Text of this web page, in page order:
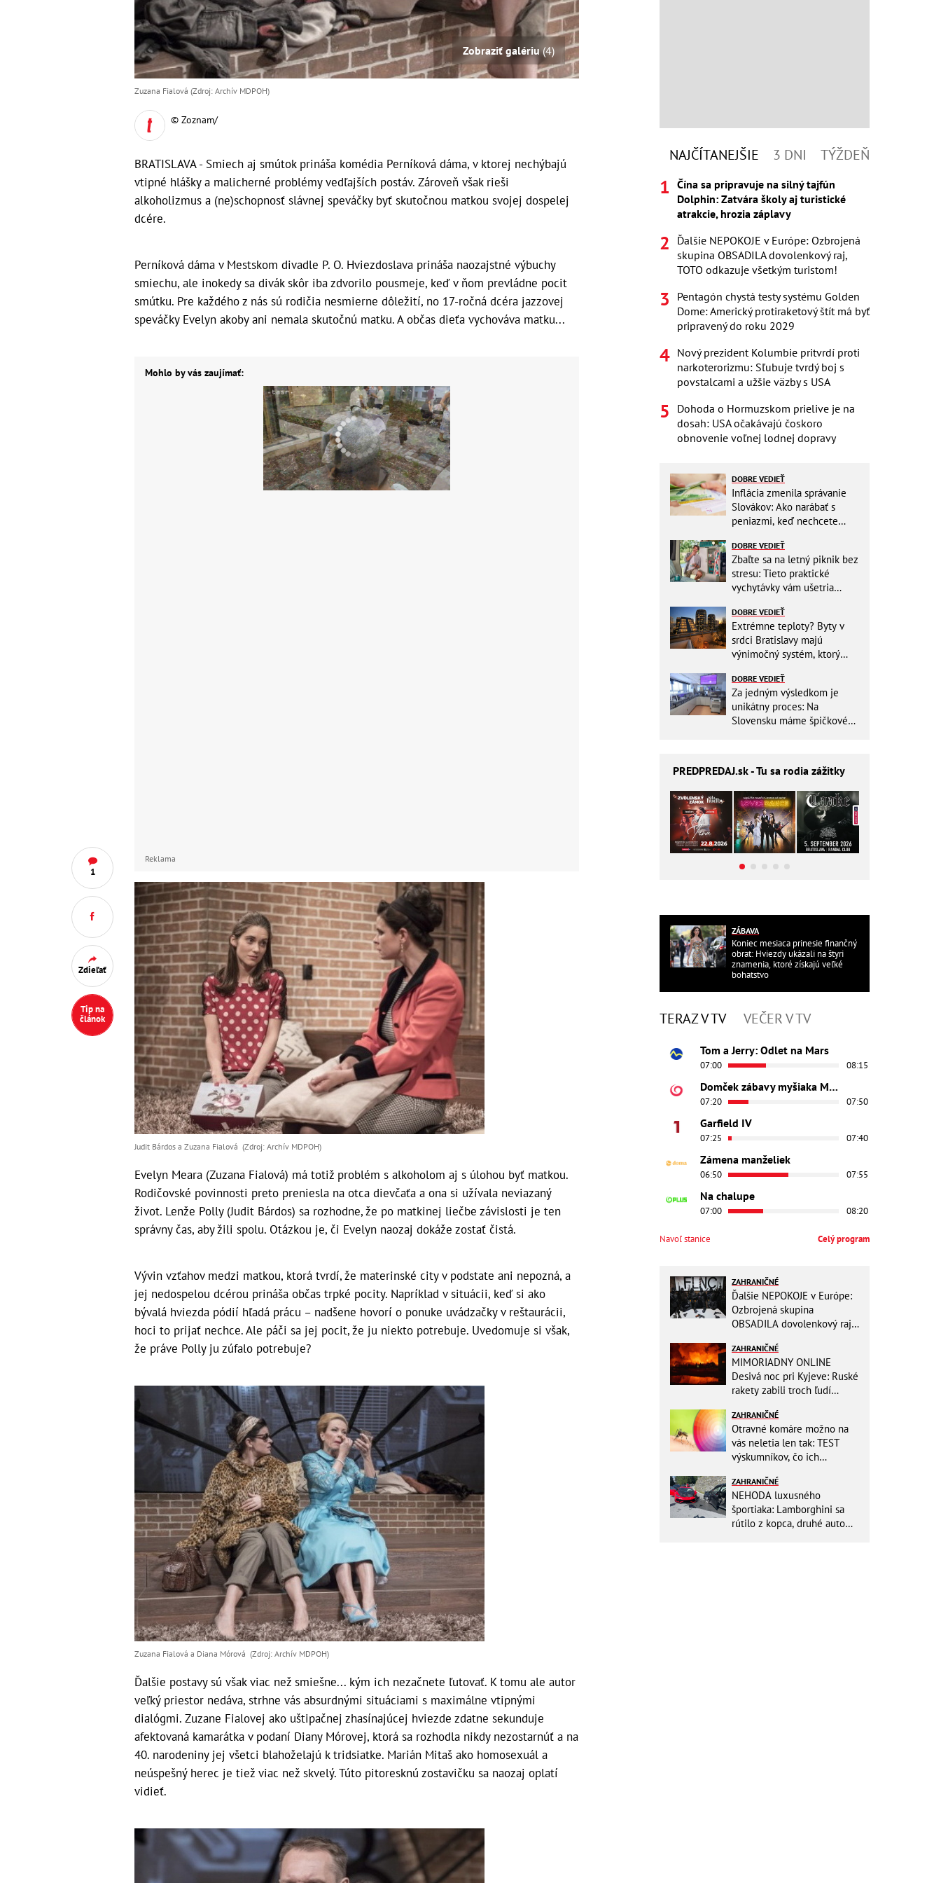
1
Zdieľať
Tip na
článok
Zobraziť galériu(4)
Zuzana Fialová (Zdroj: Archív MDPOH)
© Zoznam/
BRATISLAVA - Smiech aj smútok prináša komédia Perníková dáma, v ktorej nechýbajú
vtipné hlášky a malicherné problémy vedľajších postáv. Zároveň však rieši
alkoholizmus a (ne)schopnosť slávnej speváčky byť skutočnou matkou svojej dospelej
dcére.
Perníková dáma v Mestskom divadle P. O. Hviezdoslava prináša naozajstné výbuchy
smiechu, ale inokedy sa divák skôr iba zdvorilo pousmeje, keď v ňom prevládne pocit
smútku. Pre každého z nás sú rodičia nesmierne dôležití, no 17-ročná dcéra jazzovej
speváčky Evelyn akoby ani nemala skutočnú matku. A občas dieťa vychováva matku...
Mohlo by vás zaujímať:
Reklama
Judit Bárdos a Zuzana Fialová (Zdroj: Archív MDPOH)
Evelyn Meara (Zuzana Fialová) má totiž problém s alkoholom aj s úlohou byť matkou.
Rodičovské povinnosti preto preniesla na otca dievčaťa a ona si užívala neviazaný
život. Lenže Polly (Judit Bárdos) sa rozhodne, že po matkinej liečbe závislosti je ten
správny čas, aby žili spolu. Otázkou je, či Evelyn naozaj dokáže zostať čistá.
Vývin vzťahov medzi matkou, ktorá tvrdí, že materinské city v podstate ani nepozná, a
jej nedospelou dcérou prináša občas trpké pocity. Napríklad v situácii, keď si ako
bývalá hviezda pódií hľadá prácu – nadšene hovorí o ponuke uvádzačky v reštaurácii,
hoci to prijať nechce. Ale páči sa jej pocit, že ju niekto potrebuje. Uvedomuje si však,
že práve Polly ju zúfalo potrebuje?
Zuzana Fialová a Diana Mórová (Zdroj: Archív MDPOH)
Ďalšie postavy sú však viac než smiešne... kým ich nezačnete ľutovať. K tomu ale autor
veľký priestor nedáva, strhne vás absurdnými situáciami s maximálne vtipnými
dialógmi. Zuzane Fialovej ako uštipačnej zhasínajúcej hviezde zdatne sekunduje
afektovaná kamarátka v podaní Diany Mórovej, ktorá sa rozhodla nikdy nezostarnúť a na
40. narodeniny jej všetci blahoželajú k tridsiatke. Marián Mitaš ako homosexuál a
neúspešný herec je tiež viac než skvelý. Túto pitoresknú zostavičku sa naozaj oplatí
vidieť.
NAJČÍTANEJŠIE 3 DNI TÝŽDEŇ
Čína sa pripravuje na silný tajfún
Dolphin: Zatvára školy aj turistické
atrakcie, hrozia záplavy
Ďalšie NEPOKOJE v Európe: Ozbrojená
skupina OBSADILA dovolenkový raj,
TOTO odkazuje všetkým turistom!
Pentagón chystá testy systému Golden
Dome: Americký protiraketový štít má byť
pripravený do roku 2029
Nový prezident Kolumbie pritvrdí proti
narkoterorizmu: Sľubuje tvrdý boj s
povstalcami a užšie väzby s USA
Dohoda o Hormuzskom prielive je na
dosah: USA očakávajú čoskoro
obnovenie voľnej lodnej dopravy
DOBRE VEDIEŤ
Inflácia zmenila správanie
Slovákov: Ako narábať s
peniazmi, keď nechcete
DOBRE VEDIEŤ
Zbaľte sa na letný piknik bez
stresu: Tieto praktické
vychytávky vám ušetria
DOBRE VEDIEŤ
Extrémne teploty? Byty v
srdci Bratislavy majú
výnimočný systém, ktorý
DOBRE VEDIEŤ
Za jedným výsledkom je
unikátny proces: Na
Slovensku máme špičkové
PREDPREDAJ.sk - Tu sa rodia zážitky
ZÁBAVA
Koniec mesiaca prinesie finančný
obrat: Hviezdy ukázali na štyri
znamenia, ktoré získajú veľké
bohatstvo
TERAZ V TV VEČER V TV
Tom a Jerry: Odlet na Mars
07:00 08:15
Domček zábavy myšiaka Mickeyho
07:20 07:50
Garfield IV
07:25 07:40
Zámena manželiek
06:50 07:55
Na chalupe
07:00 08:20
Navoľ stanice Celý program
ZAHRANIČNÉ
Ďalšie NEPOKOJE v Európe:
Ozbrojená skupina
OBSADILA dovolenkový raj,
turistom!
ZAHRANIČNÉ
MIMORIADNY ONLINE
Desivá noc pri Kyjeve: Ruské
rakety zabili troch ľudí
výbuchy
ZAHRANIČNÉ
Otravné komáre možno na
vás neletia len tak: TEST
výskumníkov, čo ich
ZAHRANIČNÉ
NEHODA luxusného
športiaka: Lamborghini sa
rútilo z kopca, druhé auto